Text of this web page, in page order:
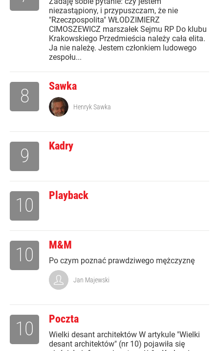
niezastąpiony, i przypuszczam, że nie
"Rzeczpospolita" WŁODZIMIERZ
CIMOSZEWICZ marszałek Sejmu RP Do klubu
Krakowskiego Przedmieścia należy cała elita.
Ja nie należę. Jestem członkiem ludowego
zespołu...
Sawka
8 Henryk Sawka
Kadry
9
Playback
10
M&M
Po czym poznać prawdziwego mężczyznę
10
Jan Majewski
Poczta
Wielki desant architektów W artykule "Wielki
desant architektów" (nr 10) pojawiła się
10